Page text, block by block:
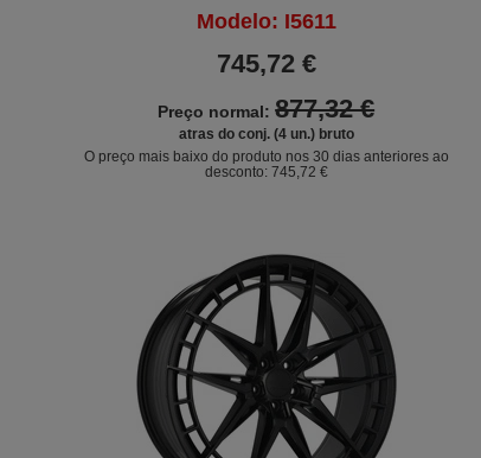
Modelo: I5611
Preço normal:877,32 €
745,72 €
atras do conj. (4 un.) bruto
O preço mais baixo do produto nos 30 dias anteriores ao
desconto: 745,72 €